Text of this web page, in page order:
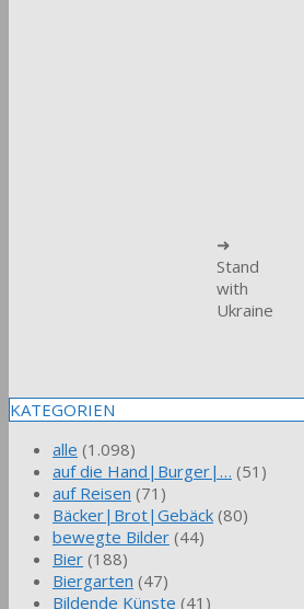
➜
Stand
with
Ukraine
KATEGORIEN
alle (1.098)
auf die Hand|Burger|… (51)
auf Reisen (71)
Bäcker|Brot|Gebäck (80)
bewegte Bilder (44)
Bier (188)
Biergarten (47)
Bildende Künste (41)